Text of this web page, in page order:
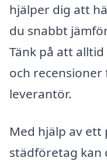
hjälper dig att
du snabbt
Tänk på att
och
leverantör.
Med hjälp av
städföretag kan